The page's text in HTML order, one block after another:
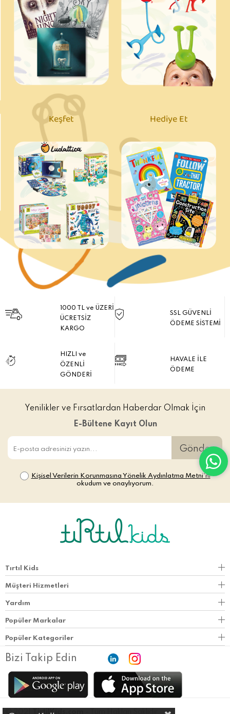
Keşfet Hediye Et
1000 TL ve ÜZERİ
ÜCRETSİZ
KARGO
SSL GÜVENLİ
ÖDEME SİSTEMİ
HIZLI ve
ÖZENLİ
GÖNDERİ
HAVALE İLE
ÖDEME
Yenilikler ve Fırsatlardan Haberdar Olmak İçin
E-Bültene Kayıt Olun
Gönder
Kişisel Verilerin Korunmasına Yönelik Aydınlatma Metni’ni
okudum ve onaylıyorum.
Tırtıl Kids
Müşteri Hizmetleri
Yardım
Popüler Markalar
Popüler Kategoriler
Bizi Takip Edin
© 2021 TirtilKids.com